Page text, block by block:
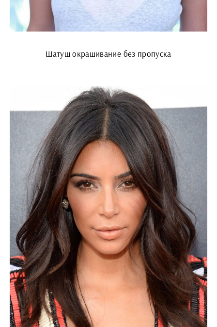
Шатуш окрашивание без пропуска